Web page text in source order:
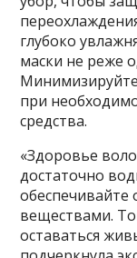
глубоко
маски не реже
при
средства.
«Здоровье
достаточно
веществами.
оставаться